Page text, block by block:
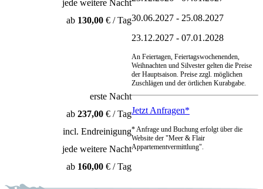
jede weitere Nacht
ab 130,00€ / Tag30.06.2027 - 25.08.2027
23.12.2027 - 07.01.2028
erste Nacht
ab 237,00€ / Tag
incl. Endreinigung
jede weitere Nacht
ab 160,00€ / Tag
An Feiertagen, Feiertagswochenenden,
Weihnachten und Silvester gelten die Preise
der Hauptsaison. Preise zzgl. möglichen
Zuschlägen und der örtlichen Kurabgabe.
Jetzt Anfragen*
* Anfrage und Buchung erfolgt über die
Website der "Meer & Flair
Appartementvermittlung".